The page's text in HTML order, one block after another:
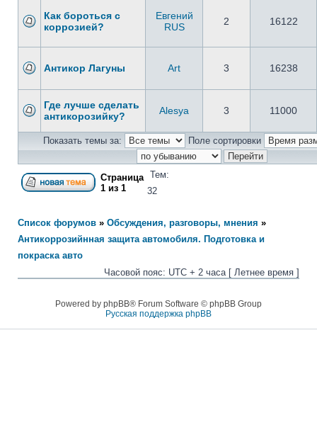
Как бороться с
коррозией?
Евгений
RUS
2 16122
Антикор Лагуны Art 3 16238
Где лучше сделать
антикорозийку?
Alesya 3 11000
Показать темы за: Поле сортировки
Страница
1 из 1
Тем:
32
Список форумов » Обсуждения, разговоры, мнения »
Антикоррозийнная защита автомобиля. Подготовка и
покраска авто
Часовой пояс: UTC + 2 часа [ Летнее время ]
Powered by phpBB® Forum Software © phpBB Group
Русская поддержка phpBB